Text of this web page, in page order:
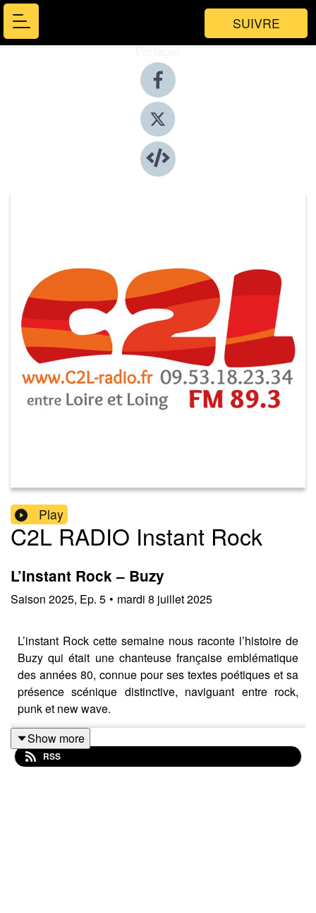
SUIVRE
Partager
Play
C2L RADIO Instant Rock
L’Instant Rock – Buzy
Saison 2025, Ep. 5 • mardi 8 juillet 2025
L’instant Rock cette semaine nous raconte l’histoire de
Buzy qui était une chanteuse française emblématique
des années 80, connue pour ses textes poétiques et sa
présence scénique distinctive, naviguant entre rock,
punk et new wave.
Show more
RSS